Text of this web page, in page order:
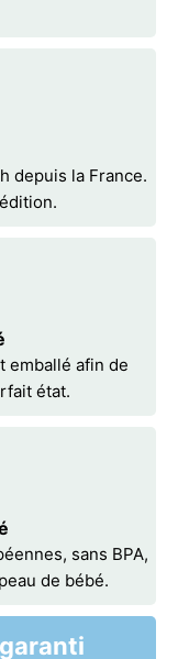
depuis la France.
emballé afin de
état.
sans BPA,
de bébé.